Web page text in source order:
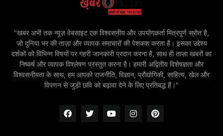
"खबर अभी तक न्यूज़ वेबसाइट एक विश्वसनीय और उपयोगकर्ता मित्रपूर्ण स्रोत है,
जो दुनिया भर की ताज़ा और व्यापक समाचारों की पेशकश करता है। इसका उद्देश्य
दर्शकों को विभिन्न विषयों पर गहरी जानकारी प्रदान करना है, साथ ही ताज़ा खबरों का
निष्कर्ष और व्यापक विश्लेषण प्रस्तुत करना है। हमारी अद्वितीय विशेषज्ञता और
विश्वसनीयता के साथ, हम आपको राजनीति, विज्ञान, प्रौद्योगिकी, साहित्य, खेल और
विपणन से जुड़ी छवि को बढ़ावा देने के लिए प्रतिबद्ध हैं।"